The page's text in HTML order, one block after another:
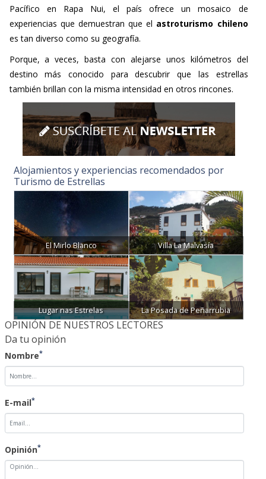
Pacífico en Rapa Nui, el país ofrece un mosaico de
experiencias que demuestran que el astroturismo chileno
es tan diverso como su geografía.
Porque, a veces, basta con alejarse unos kilómetros del
destino más conocido para descubrir que las estrellas
también brillan con la misma intensidad en otros rincones.
Alojamientos y experiencias recomendados por
Turismo de Estrellas
El Mirlo Blanco Villa La Malvasía
Lugar nas Estrelas La Posada de Peñarrubia
OPINIÓN DE NUESTROS LECTORES
Da tu opinión
Nombre*
E-mail*
Opinión*